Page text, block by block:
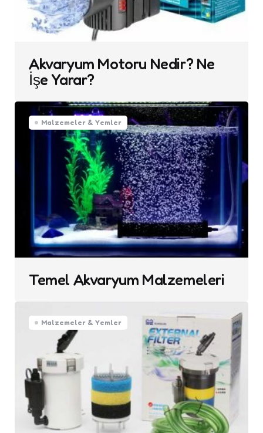
Akvaryum Motoru Nedir? Ne
İşe Yarar?
Malzemeler & Yemler
Temel Akvaryum Malzemeleri
Malzemeler & Yemler